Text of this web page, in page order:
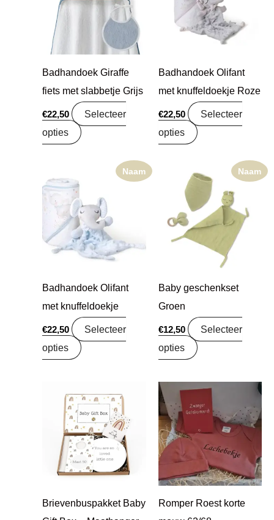
Badhandoek Giraffe
fiets met slabbetje Grijs
€22,50
Selecteer
opties
Badhandoek Olifant
met knuffeldoekje Roze
€22,50
Selecteer
opties
Naam
Badhandoek Olifant
met knuffeldoekje
€22,50
Selecteer
opties
Naam
Baby geschenkset
Groen
€12,50
Selecteer
opties
Brievenbuspakket Baby
Romper Roest korte